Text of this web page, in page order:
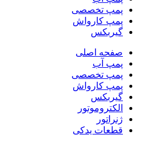
پمپ تخصصی
پمپ کارواش
گیربکس
صفحه اصلی
پمپ آب
پمپ تخصصی
پمپ کارواش
گیربکس
الکتروموتور
ژنراتور
قطعات یدکی